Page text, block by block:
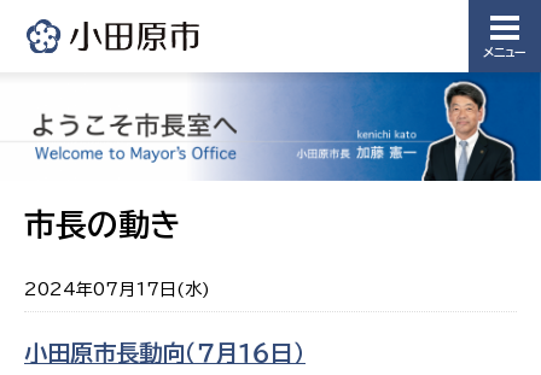
メニュー
市長の動き
2024年07月17日(水)
小田原市長動向（７月１６日）